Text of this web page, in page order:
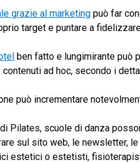
grazie al marketing può far
target e puntare a
ben fatto e lungimirante può
ad hoc, secondo i
può incrementare
Pilates, scuole di danza
sul sito web, le newsletter,
estetici o estetisti,